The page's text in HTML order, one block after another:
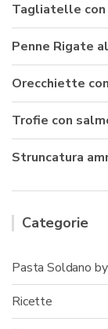
Tagliatelle con
Penne Rigate
Orecchiette
Trofie con
Struncatura
Categorie
Pasta Soldano
Ricette